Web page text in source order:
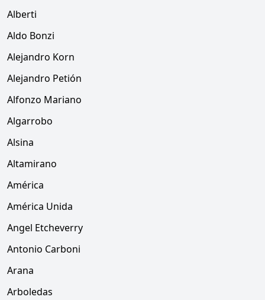
Alberti
Aldo Bonzi
Alejandro Korn
Alejandro Petión
Alfonzo Mariano
Algarrobo
Alsina
Altamirano
América
América Unida
Angel Etcheverry
Antonio Carboni
Arana
Arboledas